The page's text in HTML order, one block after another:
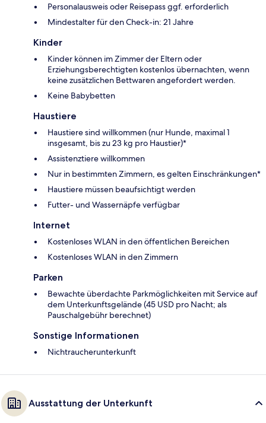
Personalausweis oder Reisepass ggf. erforderlich
Mindestalter für den Check-in: 21 Jahre
Kinder
Kinder können im Zimmer der Eltern oder
Erziehungsberechtigten kostenlos übernachten, wenn
keine zusätzlichen Bettwaren angefordert werden.
Keine Babybetten
Haustiere
Haustiere sind willkommen (nur Hunde, maximal 1
insgesamt, bis zu 23 kg pro Haustier)*
Assistenztiere willkommen
Nur in bestimmten Zimmern, es gelten Einschränkungen*
Haustiere müssen beaufsichtigt werden
Futter- und Wassernäpfe verfügbar
Internet
Kostenloses WLAN in den öffentlichen Bereichen
Kostenloses WLAN in den Zimmern
Parken
Bewachte überdachte Parkmöglichkeiten mit Service auf
dem Unterkunftsgelände (45 USD pro Nacht; als
Pauschalgebühr berechnet)
Sonstige Informationen
Nichtraucherunterkunft
Ausstattung der Unterkunft